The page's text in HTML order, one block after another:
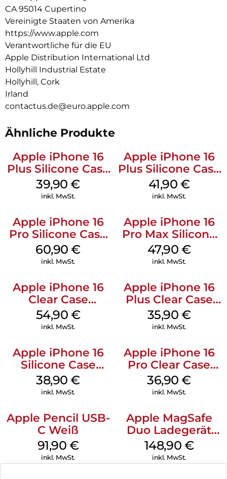
schnelleres kabel­loses Laden. Lass dein iPhone beim Laden
einfach im Case und docke dein MagSafe Ladegerät an oder
leg es auf dein Qi2 oder Qi zertifiziertes Ladegerät.
Wie jedes von Apple entwickelte Case durchläuft es im Laufe
des Design‑ und Fertigungs­prozesses Tausende von
Teststunden. Deshalb sieht es nicht nur großartig aus,
sondern ist auch dafür gemacht, dein iPhone vor Kratzern
und bei Stürzen zu schützen.
CA 95014 Cupertino
Vereinigte Staaten von Amerika
https://www.apple.com
Verantwortliche für die EU
Apple Distribution International Ltd
Hollyhill Industrial Estate
Hollyhill, Cork
Irland
contactus.de@euro.apple.com
Ähnliche Produkte
Apple iPhone 16
Plus Silicone Case
MagSafe Plum
39,90€
inkl. MwSt.
Apple iPhone 16
Plus Silicone Case
MagSafe Stone
Gray
41,90 €
inkl. MwSt.
Apple iPhone 16
Pro Silicone Case
MagSafe Stone
Gray
60,90€
inkl. MwSt.
Apple iPhone 16
Pro Max Silicone
Case MagSafe
Black
47,90 €
inkl. MwSt.
Apple iPhone 16
Clear Case
MagSafe
Transparent
54,90 €
inkl. MwSt.
Apple iPhone 16
Plus Clear Case
MagSafe
Transparent
35,90 €
inkl. MwSt.
Apple iPhone 16
Silicone Case
MagSafe
Ultramarine
38,90€
inkl. MwSt.
Apple iPhone 16
Pro Clear Case
MagSafe
Transparent
36,90€
inkl. MwSt.
Apple Pencil USB-
C Weiß
91,90 €
inkl. MwSt.
Apple MagSafe
Duo Ladegerät
Weiß
148,90 €
inkl. MwSt.